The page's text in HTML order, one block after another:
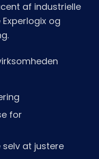
af industrielle
og
for
at justere